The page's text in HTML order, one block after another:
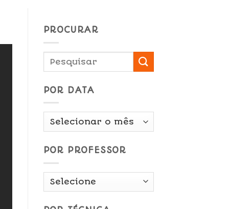
PROCURAR
POR DATA
Por
POR PROFESSOR